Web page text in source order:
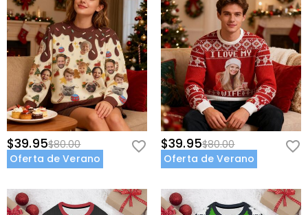
$39.95$80.00
Oferta de Verano
$39.95$80.00
Oferta de Verano